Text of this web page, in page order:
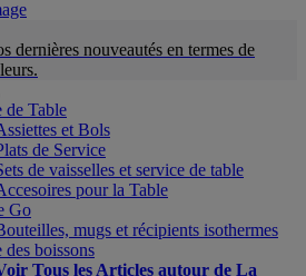
dernières nouveautés en termes de
de Table
et Bols
de Service
de vaisselles et service de table
pour la Table
Go
mugs et récipients isothermes
des boissons
Tous les Articles autour de La